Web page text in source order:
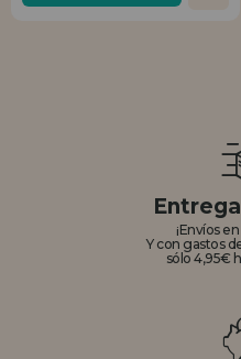
¡Envíos
Y con gastos
sólo 4,95€